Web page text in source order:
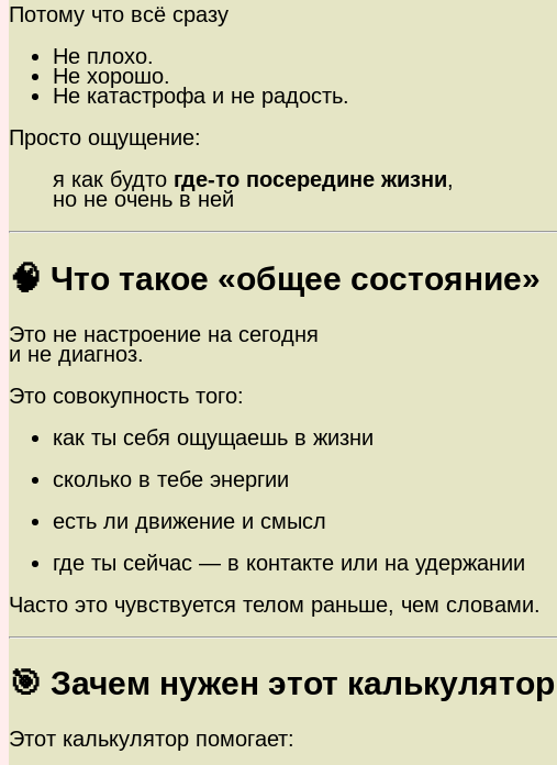
Потому что всё сразу
Не плохо.
Не хорошо.
Не катастрофа и не радость.
Просто ощущение:
я как будто где-то посередине жизни,
но не очень в ней
🧠 Что такое «общее состояние»
Это не настроение на сегодня
и не диагноз.
Это совокупность того:
как ты себя ощущаешь в жизни
сколько в тебе энергии
есть ли движение и смысл
где ты сейчас — в контакте или на удержании
Часто это чувствуется телом раньше, чем словами.
🎯 Зачем нужен этот калькулятор
Этот калькулятор помогает: